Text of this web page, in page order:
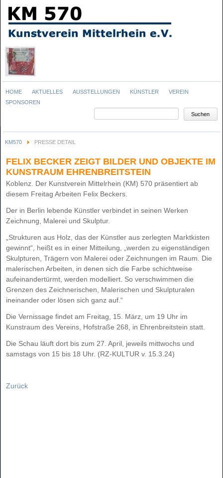
Navigation
überspringen
HOME AKTUELLES AUSSTELLUNGEN KÜNSTLER
VEREIN
SPONSOREN
Suchen
KM570 PRESSE DETAIL
FELIX BECKER ZEIGT BILDER UND OBJEKTE IM
KUNSTRAUM EHRENBREITSTEIN
Koblenz. Der Kunstverein Mittelrhein (KM) 570 präsentiert ab
diesem Freitag Arbeiten Felix Beckers.
Der in Berlin lebende Künstler verbindet in seinen Werken
Zeichnung, Malerei und Skulptur.
„Strukturen aus Holz, das der Künstler aus zerlegten Marktkisten
gewinnt“, heißt es in einer Mitteilung, „werden zu eigenständigen
Skulpturen, Trägern von Malerei oder Zeichnungen im Raum. Die
malerischen Arbeiten, in denen sich die Farbe schichtweise
aufeinandertürmt, werden modelliert. So verschwimmen die
Grenzen des Zeichnerischen, Malerischen und Skulpturalen
ineinander oder lösen sich ganz auf.“
Die Vernissage findet am Freitag, 15. März, um 19 Uhr im
Kunstraum des Vereins, Hofstraße 268, in Ehrenbreitstein statt.
Die Schau läuft dort bis zum 27. April, jeweils mittwochs und
samstags von 15 bis 18 Uhr. (RZ-KULTUR v. 15.3.24)
Zurück